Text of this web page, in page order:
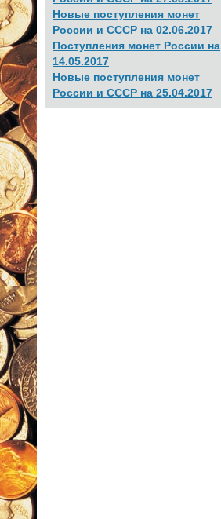
Новые поступления монет
России и СССР на 02.06.2017
Поступления монет России на
14.05.2017
Новые поступления монет
России и СССР на 25.04.2017